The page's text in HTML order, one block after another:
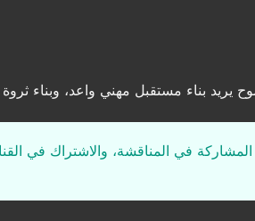
بناء مستقبل مهني واعد، وبناء ثروة
في المناقشة، والاشتراك في